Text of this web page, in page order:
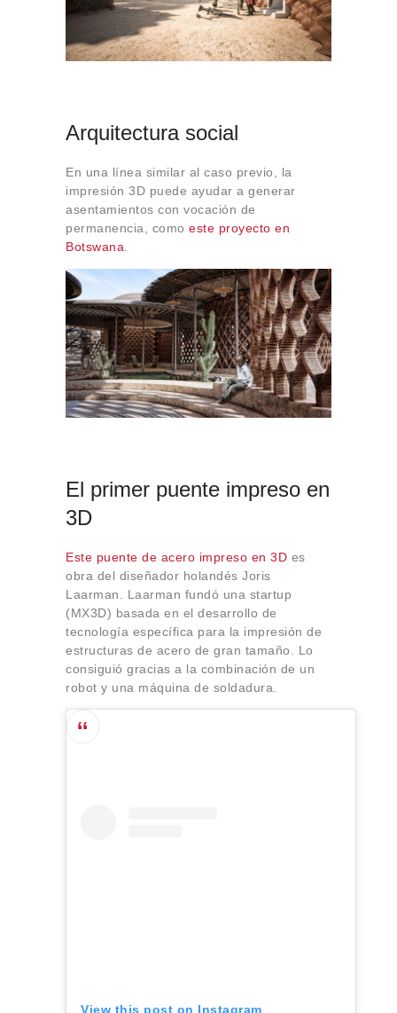
Arquitectura social
En una línea similar al caso previo, la
impresión 3D puede ayudar a generar
asentamientos con vocación de
permanencia, como este proyecto en
Botswana
El primer puente impreso en
3D
Este puente de acero impreso en 3D es
obra del diseñador holandés Joris
Laarman. Laarman fundó una startup
(MX3D) basada en el desarrollo de
tecnología específica para la impresión de
estructuras de acero de gran tamaño. Lo
consiguió gracias a la combinación de un
robot y una máquina de soldadura.
View this post on Instagram